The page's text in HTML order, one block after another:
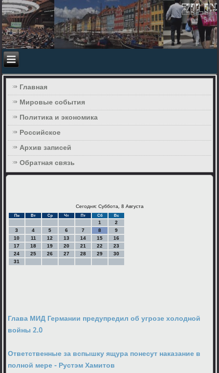
Главная
Мировые события
Политика и экономика
Российское
Архив записей
Обратная связь
Сегодня: Суббота, 8 Августа
Пн Вт Ср Чт Пт Сб Вс
1
2
3
4 5 6 7 8
9
10
11 12 13 14 15
16
17
18 19 20 21 22
23
24
25 26 27 28 29
30
31
Глава МИД Германии предупредил об угрозе холодной
войны 2.0
Ответственные за вспышку ящура понесут наказание в
полной мере - Рустэм Хамитов